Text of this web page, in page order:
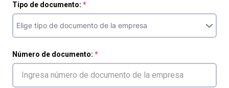
Tipo de documento:
Número de documento: